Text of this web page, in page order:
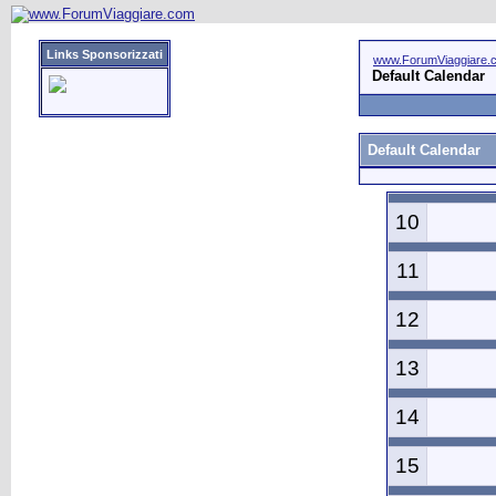
Links Sponsorizzati
Default Calendar
Default Calendar
10
11
12
13
14
15